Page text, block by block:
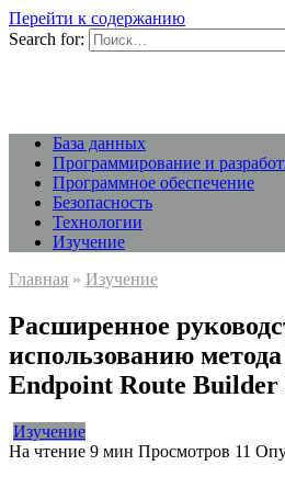
Перейти к содержанию
Search for:
База данных
Программирование и
Программное обеспечение
Безопасность
Технологии
Изучение
Главная » Изучение
Расширенное
использованию
Endpoint Route Builder
Изучение
На чтение 9 мин Просмотров 11